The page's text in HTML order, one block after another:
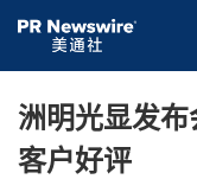
洲明光显发
客户好评